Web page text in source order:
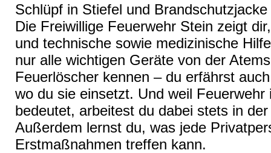
Schlüpf in Stiefel und
Die Freiwillige Feuerwehr Stein zeigt
und technische sowie medizinische
nur alle wichtigen Geräte von der
Feuerlöscher kennen – du erfährst
wo du sie einsetzt. Und weil Feuerwehr
bedeutet, arbeitest du dabei stets in
Außerdem lernst du, was jede
Erstmaßnahmen treffen kann.